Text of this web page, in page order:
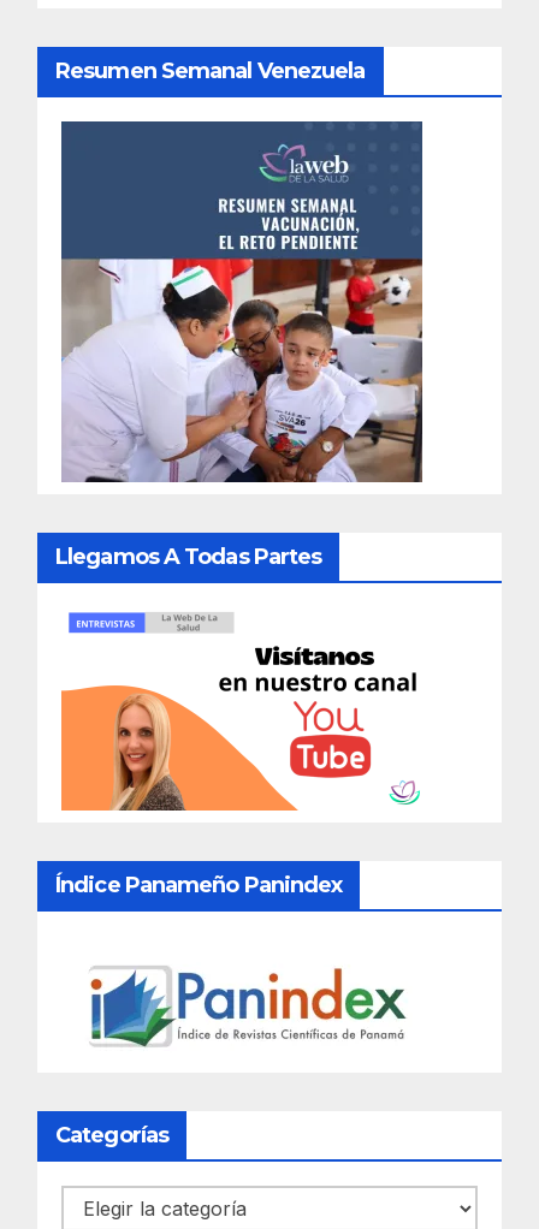
Resumen Semanal Venezuela
Llegamos A Todas Partes
Índice Panameño Panindex
Categorías
Categorías